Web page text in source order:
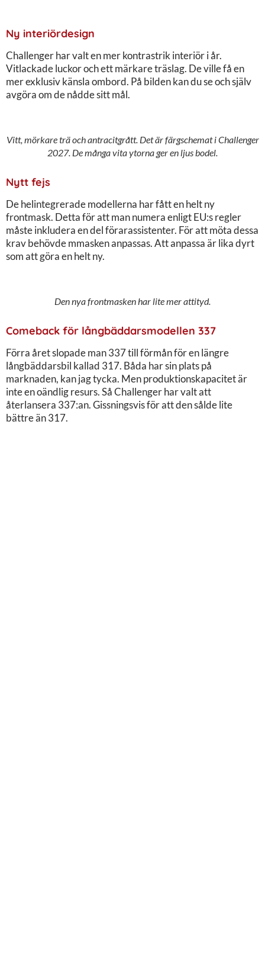
Ny interiördesign
Challenger har valt en mer kontrastrik interiör i år.
Vitlackade luckor och ett märkare träslag. De ville få en
mer exklusiv känsla ombord. På bilden kan du se och själv
avgöra om de nådde sitt mål.
Vitt, mörkare trä och antracitgrått. Det är färgschemat i Challenger
2027. De många vita ytorna ger en ljus bodel.
Nytt fejs
De helintegrerade modellerna har fått en helt ny
frontmask. Detta för att man numera enligt EU:s regler
måste inkludera en del förarassistenter. För att möta dessa
krav behövde mmasken anpassas. Att anpassa är lika dyrt
som att göra en helt ny.
Den nya frontmasken har lite mer attityd.
Comeback för långbäddarsmodellen 337
Förra året slopade man 337 till förmån för en längre
långbäddarsbil kallad 317. Båda har sin plats på
marknaden, kan jag tycka. Men produktionskapacitet är
inte en oändlig resurs. Så Challenger har valt att
återlansera 337:an. Gissningsvis för att den sålde lite
bättre än 317.